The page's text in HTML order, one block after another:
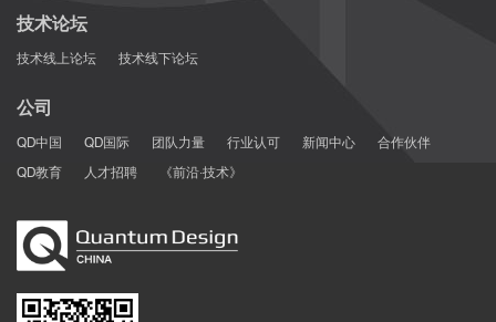
图1. InSe在10K，6T环境下自旋进动极化随时间的变化
技术论坛
技术线上论坛 技术线下论坛
公司
QD中国 QD国际 团队力量 行业认可 新闻中心
合作伙伴
QD教育
人才招聘 《前沿·技术》